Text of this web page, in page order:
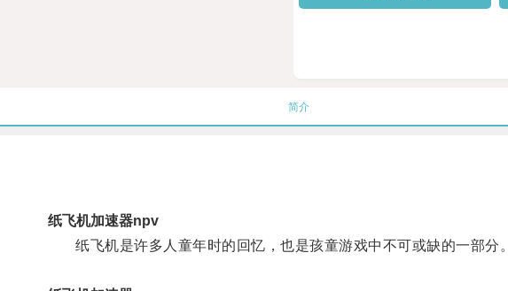
简介
纸飞机加速器npv
纸飞机是许多人童年时的回忆，也是孩童游戏中不可或缺的一部分。